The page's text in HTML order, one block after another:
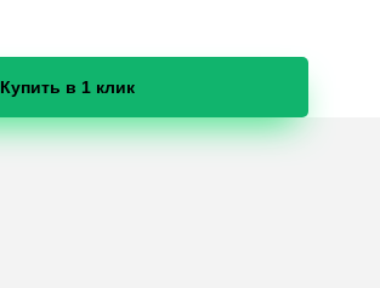
Купить в 1 клик